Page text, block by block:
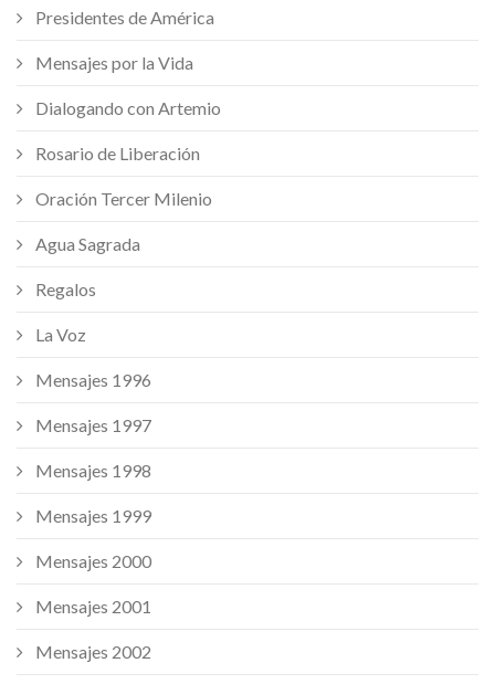
Presidentes de América
Mensajes por la Vida
Dialogando con Artemio
Rosario de Liberación
Oración Tercer Milenio
Agua Sagrada
Regalos
La Voz
Mensajes 1996
Mensajes 1997
Mensajes 1998
Mensajes 1999
Mensajes 2000
Mensajes 2001
Mensajes 2002